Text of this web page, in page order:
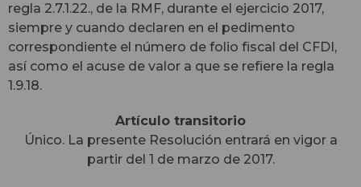
regla 2.7.1.22., de la RMF, durante el ejercicio 2017,
siempre y cuando declaren en el pedimento
correspondiente el número de folio fiscal del CFDI,
así como el acuse de valor a que se refiere la regla
1.9.18.
Artículo transitorio
Único. La presente Resolución entrará en vigor a
partir del 1 de marzo de 2017.